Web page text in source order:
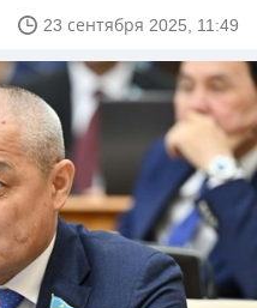
23 сентября 2025, 11:49